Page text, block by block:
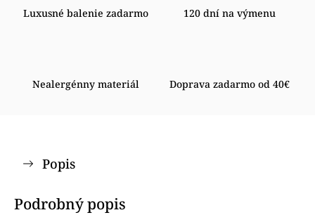
Luxusné balenie zadarmo 120 dní na výmenu
Nealergénny materiál Doprava zadarmo od 40€
Popis
Podrobný popis